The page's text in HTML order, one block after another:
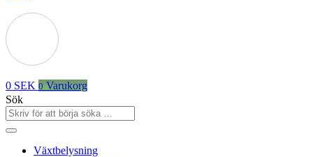
0 SEK 0 Varukorg
Sök
Växtbelysning